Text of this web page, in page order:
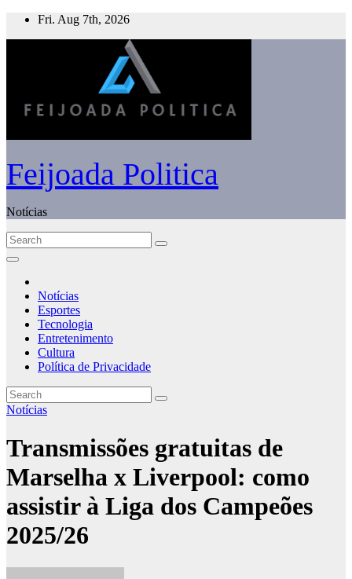
Skip
Fri. Aug 7th, 2026
Feijoada Politica
Notícias
Notícias
Esportes
Tecnologia
Entretenimento
Cultura
Política de Privacidade
Notícias
Transmissões gratuitas de
Marselha x Liverpool: como
assistir à Liga dos Campeões
2025/26